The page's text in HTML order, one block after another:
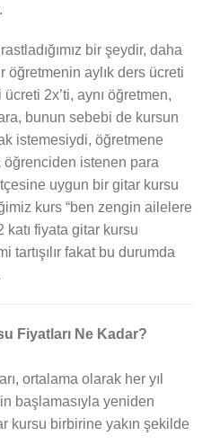
bir şeydir, daha
öğretmenin aylık ders ücreti
2x’ti, aynı öğretmen,
bunun sebebi de kursun
istemesiydi, öğretmene
öğrenciden istenen para
uygun bir gitar kursu
kurs “ben zengin ailelere
katı fiyata gitar kursu
tartışılır fakat bu durumda
Fiyatları Ne Kadar?
ortalama olarak her yıl
başlamasıyla yeniden
kursu birbirine yakın şekilde